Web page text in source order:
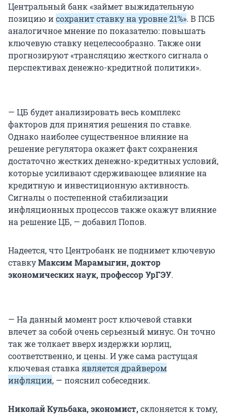
Центральный банк «займет выжидательную
позицию исохранит ставку на уровне 21%». В ПСБ
аналогичное мнение по показателю: повышать
ключевую ставку нецелесообразно. Также они
прогнозируют «трансляцию жесткого сигнала о
перспективах денежно-кредитной политики».
— ЦБ будет анализировать весь комплекс
факторов для принятия решения по ставке.
Однако наиболее существенное влияние на
решение регулятора окажет факт сохранения
достаточно жестких денежно-кредитных условий,
которые усиливают сдерживающее влияние на
кредитную и инвестиционную активность.
Сигналы о постепенной стабилизации
инфляционных процессов также окажут влияние
на решение ЦБ, — добавил Попов.
Надеется, что Центробанк не поднимет ключевую
ставкуМаксим Марамыгин, доктор
экономических наук, профессор УрГЭУ.
— На данный момент рост ключевой ставки
влечет за собой очень серьезный минус. Он точно
так же толкает вверх издержки юрлиц,
соответственно, и цены. И уже сама растущая
ключевая ставкаявляется драйвером
инфляции, — пояснил собеседник.
Николай Кульбака, экономист,склоняется к тому,